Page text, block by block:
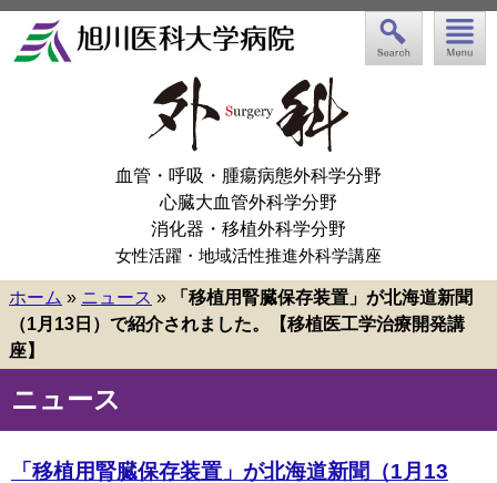
血管・呼吸・腫瘍病態外科学分野
心臓大血管外科学分野
消化器・移植外科学分野
女性活躍・地域活性推進外科学講座
ホーム » ニュース »
「移植用腎臓保存装置」が北海道新聞
（1月13日）で紹介されました。【移植医工学治療開発講
座】
ニュース
「移植用腎臓保存装置」が北海道新聞（1月13